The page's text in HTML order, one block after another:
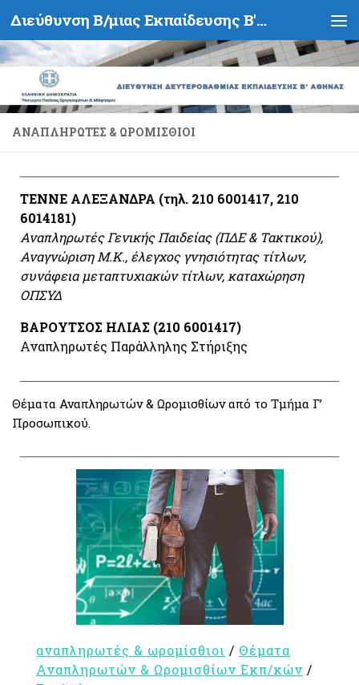
Skip to content Διεύθυνση Β/μιας Εκπαίδευσης Β' Αθήνας - Υπουργείο Παιδείας, Θρησκευμάτων και Αθλητισμού- Ελληνική Δημοκρατία
ΑΝΑΠΛΗΡΩΤΈΣ & ΩΡΟΜΊΣΘΙΟΙ
ΤΕΝΝΕ ΑΛΕΞΑΝΔΡΑ (τηλ. 210 6001417, 210
6014181)
Αναπληρωτές Γενικής Παιδείας (ΠΔΕ & Τακτικού),
Αναγνώριση Μ.Κ., έλεγχος γνησιότητας τίτλων,
συνάφεια μεταπτυχιακών τίτλων, καταχώρηση
ΟΠΣΥΔ
ΒΑΡΟΥΤΣΟΣ ΗΛΙΑΣ (210 6001417)
Αναπληρωτές Παράλληλης Στήριξης
Θέματα Αναπληρωτών & Ωρομισθίων από το Τμήμα Γ’
Προσωπικού.
αναπληρωτές & ωρομίσθιοι / Θέματα
Αναπληρωτών & Ωρομισθίων Εκπ/κών /